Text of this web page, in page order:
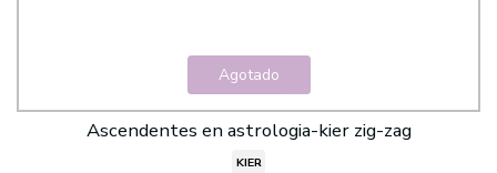
Agotado
Ascendentes en astrologia-kier zig-zag
KIER